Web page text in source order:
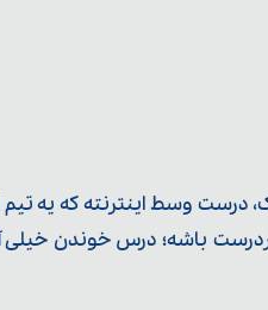
درست وسط اینترنته که یه
باشه؛ درس خوندن خیلی